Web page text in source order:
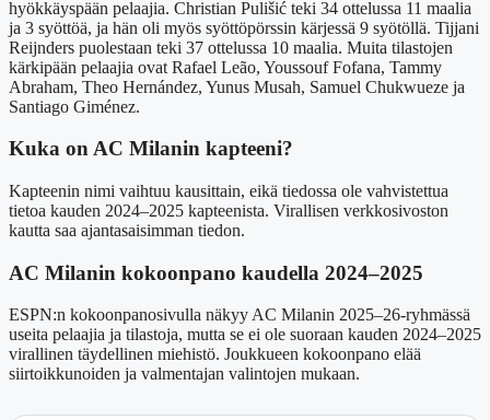
hyökkäyspään pelaajia. Christian Pulišić teki 34 ottelussa 11 maalia
ja 3 syöttöä, ja hän oli myös syöttöpörssin kärjessä 9 syötöllä. Tijjani
Reijnders puolestaan teki 37 ottelussa 10 maalia. Muita tilastojen
kärkipään pelaajia ovat Rafael Leão, Youssouf Fofana, Tammy
Abraham, Theo Hernández, Yunus Musah, Samuel Chukwueze ja
Santiago Giménez.
Kuka on AC Milanin kapteeni?
Kapteenin nimi vaihtuu kausittain, eikä tiedossa ole vahvistettua
tietoa kauden 2024–2025 kapteenista. Virallisen verkkosivoston
kautta saa ajantasaisimman tiedon.
AC Milanin kokoonpano kaudella 2024–2025
ESPN:n kokoonpanosivulla näkyy AC Milanin 2025–26-ryhmässä
useita pelaajia ja tilastoja, mutta se ei ole suoraan kauden 2024–2025
virallinen täydellinen miehistö. Joukkueen kokoonpano elää
siirtoikkunoiden ja valmentajan valintojen mukaan.